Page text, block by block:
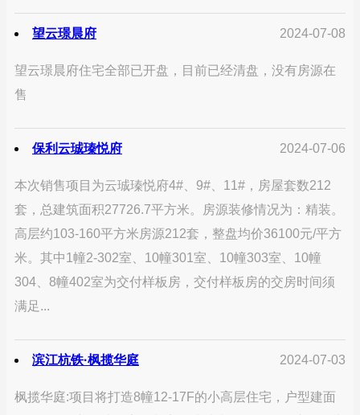
望云璟晨府 2024-07-08
望云璟晨府住宅全部已开盘，目前已经清盘，没有房源在
售
保利云珹瑧悦府 2024-07-06
本次销售项目为云珹瑧悦府4#、9#、11#，房屋套数212
套，总建筑面积27726.7平方米。房源装修情况为：精装。
高层约103-160平方米房源212套，整盘均价36100元/平方
米。其中1幢2-302室、10幢301室、10幢303室、10幢
304、8幢402室为交付样板房，交付样板房的交房时间须
满足...
滨江杭铁·枫揽华庭 2024-07-03
枫揽华庭:项目将打造8幢12-17F的小高层住宅，户型建面